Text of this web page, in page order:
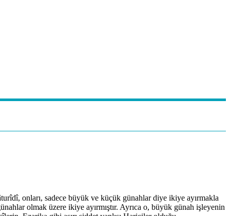
onları, sadece büyük ve küçük günahlar diye ikiye ayırmakla
olmak üzere ikiye ayırmıştır. Ayrıca o, büyük günah işleyenin